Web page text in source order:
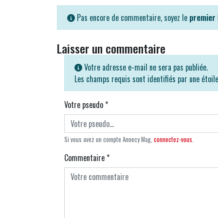
Pas encore de commentaire, soyez le premier
Laisser un commentaire
Votre adresse e-mail ne sera pas publiée.
Les champs requis sont identifiés par une étoile
Votre pseudo*
Si vous avez un compte Annecy Mag, connectez-vous
Commentaire*